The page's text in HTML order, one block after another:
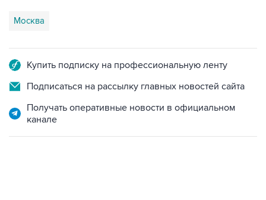
Москва
Купить подписку на профессиональную ленту
Подписаться на рассылку главных новостей сайта
Получать оперативные новости в официальном
канале